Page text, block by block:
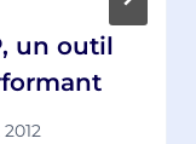
un outil